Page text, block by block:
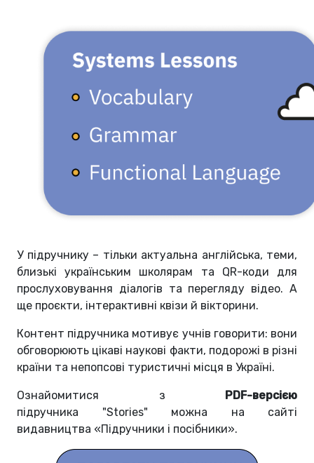
У підручнику – тільки актуальна англійська, теми,
близькі українським школярам та QR-коди для
прослуховування діалогів та перегляду відео. А
ще проєкти, інтерактивні квізи й вікторини.
Контент підручника мотивує учнів говорити: вони
обговорюють цікаві наукові факти, подорожі в різні
країни та непопсові туристичні місця в Україні.
Ознайомитися з PDF-версією
підручника "Stories" можна на сайті
видавництва «‎Підручники і посібники».